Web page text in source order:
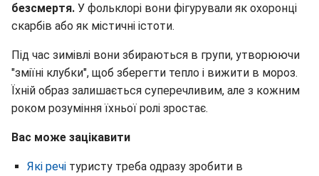
безсмертя. У фольклорі вони фігурували як охоронці
скарбів або як містичні істоти.
Під час зимівлі вони збираються в групи, утворюючи
"зміїні клубки", щоб зберегти тепло і вижити в мороз.
Їхній образ залишається суперечливим, але з кожним
роком розуміння їхньої ролі зростає.
Вас може зацікавити
Які речі туристу треба одразу зробити в